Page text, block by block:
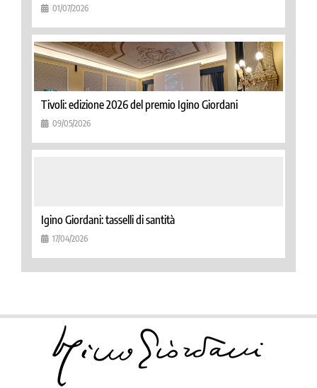
01/07/2026
Tivoli: edizione 2026 del premio Igino Giordani
09/05/2026
Igino Giordani: tasselli di santità
17/04/2026